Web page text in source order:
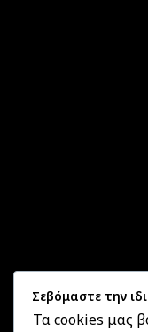
Σεβόμαστε την
Τα cookies μας